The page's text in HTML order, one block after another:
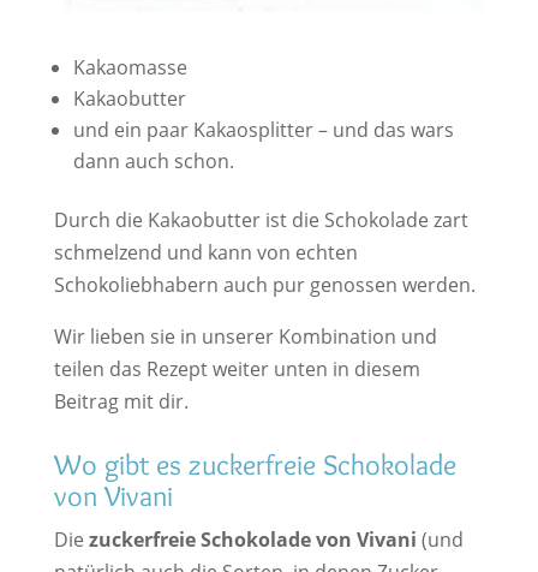
Kakaomasse
Kakaobutter
und ein paar Kakaosplitter – und das wars
dann auch schon.
Durch die Kakaobutter ist die Schokolade zart
schmelzend und kann von echten
Schokoliebhabern auch pur genossen werden.
Wir lieben sie in unserer Kombination und
teilen das Rezept weiter unten in diesem
Beitrag mit dir.
Wo gibt es zuckerfreie Schokolade
von Vivani
Die zuckerfreie Schokolade von Vivani (und